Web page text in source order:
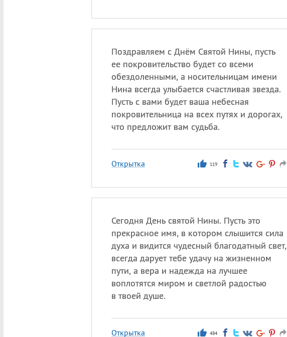
Поздравляем с Днём Святой Нины, пусть
ее покровительство будет со всеми
обездоленными, а носительницам имени
Нина всегда улыбается счастливая звезда.
Пусть с вами будет ваша небесная
покровительница на всех путях и дорогах,
что предложит вам судьба.
Открытка 119
Сегодня День святой Нины. Пусть это
прекрасное имя, в котором слышится сила
духа и видится чудесный благодатный свет,
всегда дарует тебе удачу на жизненном
пути, а вера и надежда на лучшее
воплотятся миром и светлой радостью
в твоей душе.
Открытка 484